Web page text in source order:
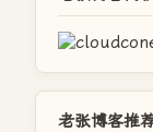
老张博客推